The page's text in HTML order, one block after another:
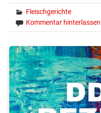
Fleischgerichte
Kommentar hinterlassen